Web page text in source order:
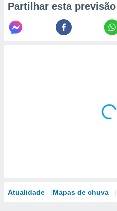
Partilhar esta previsão
Atualidade Mapas de chuva